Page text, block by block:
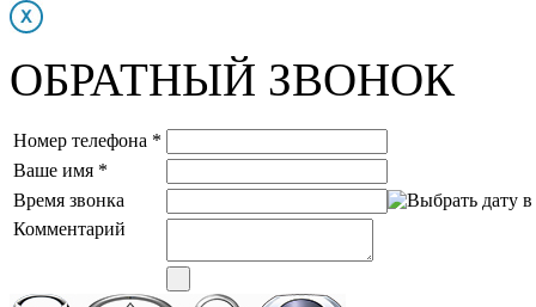
ОБРАТНЫЙ ЗВОНОК
Номер телефона *
Ваше имя *
Время звонка
Комментарий